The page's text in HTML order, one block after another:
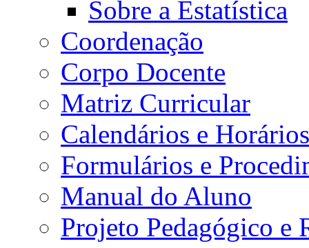
Sobre a Estatística
Coordenação
Corpo Docente
Matriz Curricular
Calendários e Horários
Formulários e
Manual do Aluno
Projeto Pedagógico e